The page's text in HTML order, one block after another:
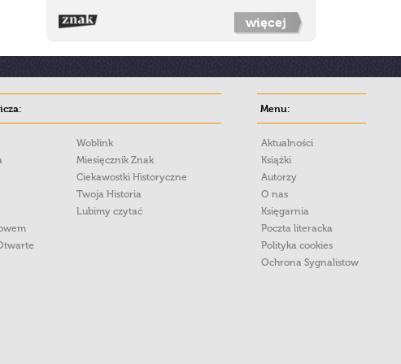
więcej
Woblink
Miesięcznik Znak
Ciekawostki Historyczne
Twoja Historia
Lubimy czytać
Menu:
Aktualności
Książki
Autorzy
O nas
Księgarnia
Poczta literacka
Polityka cookies
Ochrona Sygnalistow